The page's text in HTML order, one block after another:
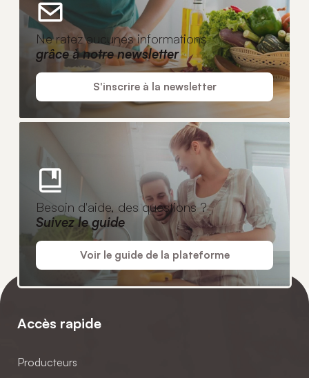
Ne ratez aucunes informations
grâce à notre newsletter
S'inscrire à la newsletter
Besoin d'aide, des questions ?
Suivez le guide
Voir le guide de la plateforme
Accès rapide
Producteurs